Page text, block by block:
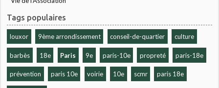
Tags populaires
louxor 9ème arrondissement conseil-de-quartier culture
barbès 18e Paris 9e paris-10e propreté paris-18e
prévention paris 10e voirie 10e scmr paris 18e